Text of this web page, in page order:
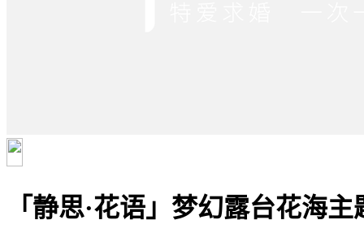
「静思·花语」梦幻露台花海主